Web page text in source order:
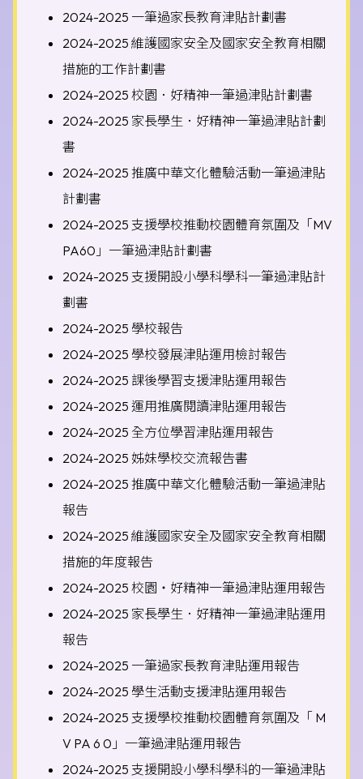
2024-2025 一筆過家長教育津貼計劃書
2024-2025 維護國家安全及國家安全教育相關
措施的工作計劃書
2024-2025 校園．好精神一筆過津貼計劃書
2024-2025 家長學生．好精神一筆過津貼計劃
書
2024-2025 推廣中華文化體驗活動一筆過津貼
計劃書
2024-2025 支援學校推動校園體育氛圍及「MV
PA60」一筆過津貼計劃書
2024-2025 支援開設小學科學科一筆過津貼計
劃書
2024-2025 學校報告
2024-2025 學校發展津貼運用檢討報告
2024-2025 課後學習支援津貼運用報告
2024-2025 運用推廣閱讀津貼運用報告
2024-2025 全方位學習津貼運用報告
2024-2025 姊妹學校交流報告書
2024-2025 推廣中華文化體驗活動一筆過津貼
報告
2024-2025 維護國家安全及國家安全教育相關
措施的年度報告
2024-2025 校園‧好精神一筆過津貼運用報告
2024-2025 家長學生．好精神一筆過津貼運用
報告
2024-2025 一筆過家長教育津貼運用報告
2024-2025 學生活動支援津貼運用報告
2024-2025 支援學校推動校園體育氛圍及「 M
V PA 6 0」一筆過津貼運用報告
2024-2025 支援開設小學科學科的一筆過津貼